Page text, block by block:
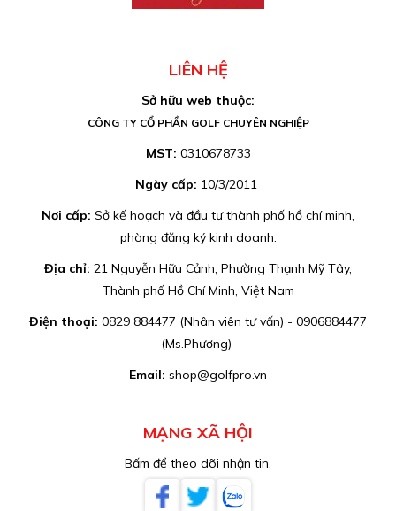
LIÊN HỆ
Sở hữu web thuộc:
CÔNG TY CỔ PHẦN GOLF CHUYÊN NGHIỆP
MST: 0310678733
Ngày cấp: 10/3/2011
Nơi cấp: Sở kế hoạch và đầu tư thành phố hồ chí minh,
phòng đăng ký kinh doanh.
Địa chỉ: 21 Nguyễn Hữu Cảnh, Phường Thạnh Mỹ Tây,
Thành phố Hồ Chí Minh, Việt Nam
Điện thoại: 0829 884477 (Nhân viên tư vấn) - 0906884477
(Ms.Phương)
Email: shop@golfpro.vn
MẠNG XÃ HỘI
Bấm để theo dõi nhận tin.